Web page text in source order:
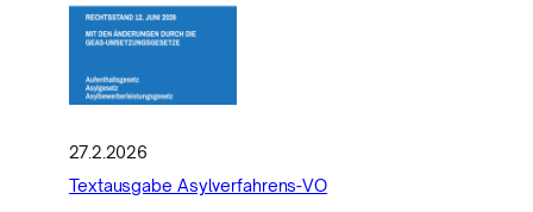
27.2.2026
Textausgabe Asylverfahrens-VO